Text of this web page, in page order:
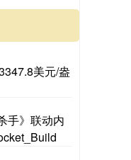
美元/盎
手》联动内